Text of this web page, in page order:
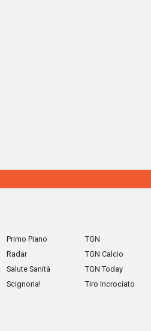
Primo Piano
Radar
Salute Sanità
Scignoria!
TGN
TGN Calcio
TGN Today
Tiro Incrociato